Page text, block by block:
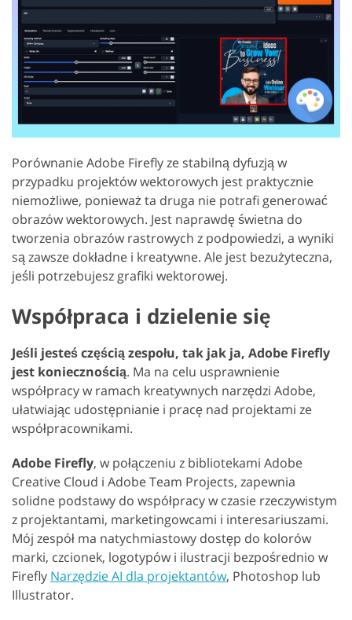
Porównanie Adobe Firefly ze stabilną dyfuzją w
przypadku projektów wektorowych jest praktycznie
niemożliwe, ponieważ ta druga nie potrafi generować
obrazów wektorowych. Jest naprawdę świetna do
tworzenia obrazów rastrowych z podpowiedzi, a wyniki
są zawsze dokładne i kreatywne. Ale jest bezużyteczna,
jeśli potrzebujesz grafiki wektorowej.
Współpraca i dzielenie się
Jeśli jesteś częścią zespołu, tak jak ja, Adobe Firefly
jest koniecznością. Ma na celu usprawnienie
współpracy w ramach kreatywnych narzędzi Adobe,
ułatwiając udostępnianie i pracę nad projektami ze
współpracownikami.
Adobe Firefly, w połączeniu z bibliotekami Adobe
Creative Cloud i Adobe Team Projects, zapewnia
solidne podstawy do współpracy w czasie rzeczywistym
z projektantami, marketingowcami i interesariuszami.
Mój zespół ma natychmiastowy dostęp do kolorów
marki, czcionek, logotypów i ilustracji bezpośrednio w
Firefly Narzędzie AI dla projektantów, Photoshop lub
Illustrator.